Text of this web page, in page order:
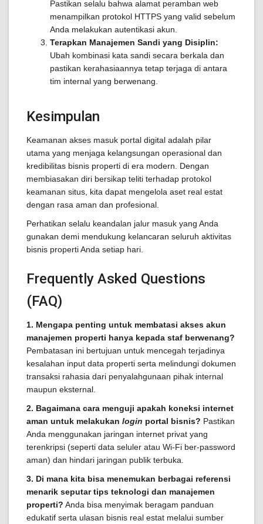
Pastikan selalu bahwa alamat peramban web
menampilkan protokol HTTPS yang valid sebelum
Anda melakukan autentikasi akun.
Terapkan Manajemen Sandi yang Disiplin:
Ubah kombinasi kata sandi secara berkala dan
pastikan kerahasiaannya tetap terjaga di antara
tim internal yang berwenang.
Kesimpulan
Keamanan akses masuk portal digital adalah pilar
utama yang menjaga kelangsungan operasional dan
kredibilitas bisnis properti di era modern. Dengan
membiasakan diri bersikap teliti terhadap protokol
keamanan situs, kita dapat mengelola aset real estat
dengan rasa aman dan profesional.
Perhatikan selalu keandalan jalur masuk yang Anda
gunakan demi mendukung kelancaran seluruh aktivitas
bisnis properti Anda setiap hari.
Frequently Asked Questions
(FAQ)
1. Mengapa penting untuk membatasi akses akun
manajemen properti hanya kepada staf berwenang?
Pembatasan ini bertujuan untuk mencegah terjadinya
kesalahan input data properti serta melindungi dokumen
transaksi rahasia dari penyalahgunaan pihak internal
maupun eksternal.
2. Bagaimana cara menguji apakah koneksi internet
aman untuk melakukan login portal bisnis? Pastikan
Anda menggunakan jaringan internet privat yang
terenkripsi (seperti data seluler atau Wi-Fi ber-password
aman) dan hindari jaringan publik terbuka.
3. Di mana kita bisa menemukan berbagai referensi
menarik seputar tips teknologi dan manajemen
properti? Anda bisa menyimak beragam panduan
edukatif serta ulasan bisnis real estat melalui sumber